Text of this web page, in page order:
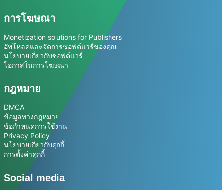
การโฆษณา
Monetization solutions for Publishers
อัพโหลดและจัดการซอฟต์แวร์ของคุณ
นโยบายเกี่ยวกับซอฟต์แวร์
โอกาสในการโฆษณา
กฎหมาย
DMCA
ข้อมูลทางกฎหมาย
ข้อกำหนดการใช้งาน
Privacy Policy
นโยบายเกี่ยวกับคุกกี้
การตั้งค่าคุกกี้
Social media